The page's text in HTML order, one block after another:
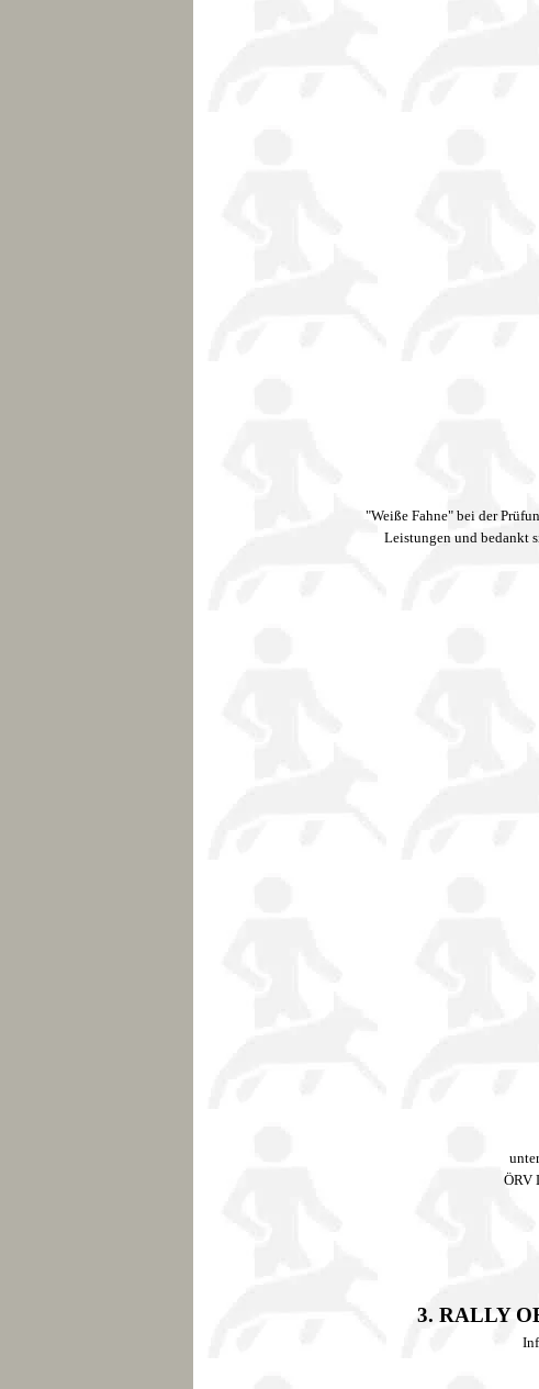
"Weiße Fahne" bei der
Leistungen und bedankt
ÖRV
3. RALLY